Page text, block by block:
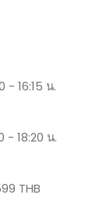
- 16:15 น.
- 18:20 น.
THB